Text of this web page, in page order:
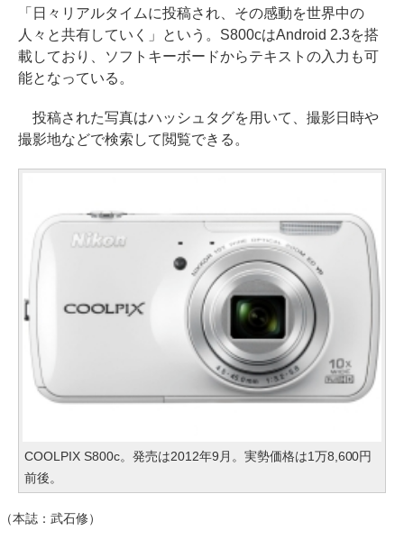
「日々リアルタイムに投稿され、その感動を世界中の
人々と共有していく」という。S800cはAndroid 2.3を搭
載しており、ソフトキーボードからテキストの入力も可
能となっている。
投稿された写真はハッシュタグを用いて、撮影日時や
撮影地などで検索して閲覧できる。
COOLPIX S800c。発売は2012年9月。実勢価格は1万8,600円
前後。
（本誌：武石修）